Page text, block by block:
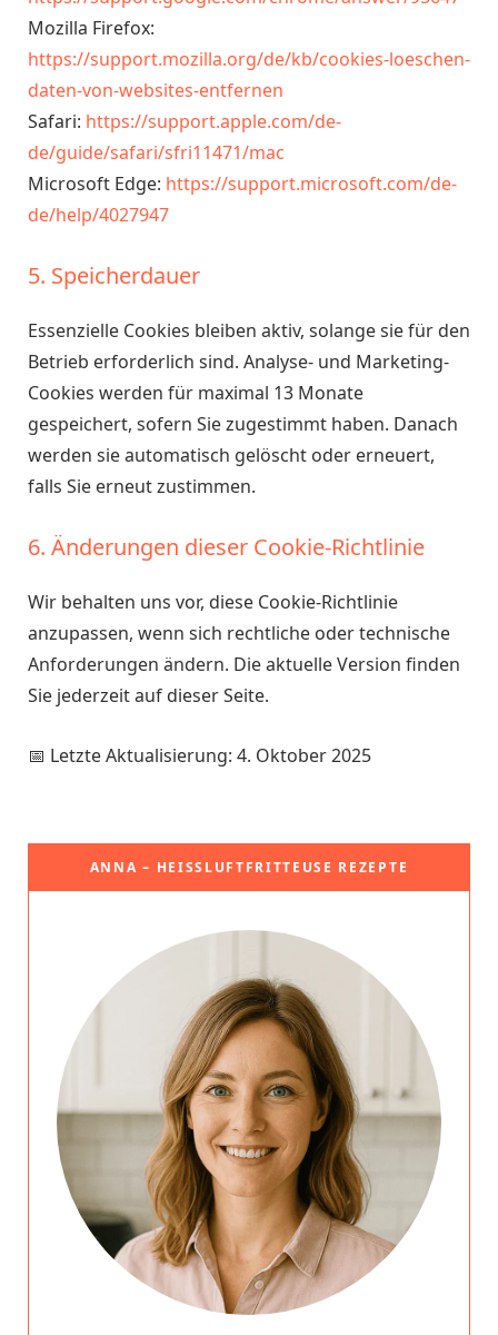
Mozilla Firefox:
https://support.mozilla.org/de/kb/cookies-loeschen-
daten-von-websites-entfernen
Safari: https://support.apple.com/de-
de/guide/safari/sfri11471/mac
Microsoft Edge: https://support.microsoft.com/de-
de/help/4027947
5. Speicherdauer
Essenzielle Cookies bleiben aktiv, solange sie für den
Betrieb erforderlich sind. Analyse- und Marketing-
Cookies werden für maximal 13 Monate
gespeichert, sofern Sie zugestimmt haben. Danach
werden sie automatisch gelöscht oder erneuert,
falls Sie erneut zustimmen.
6. Änderungen dieser Cookie-Richtlinie
Wir behalten uns vor, diese Cookie-Richtlinie
anzupassen, wenn sich rechtliche oder technische
Anforderungen ändern. Die aktuelle Version finden
Sie jederzeit auf dieser Seite.
📅 Letzte Aktualisierung: 4. Oktober 2025
ANNA – HEISSLUFTFRITTEUSE REZEPTE